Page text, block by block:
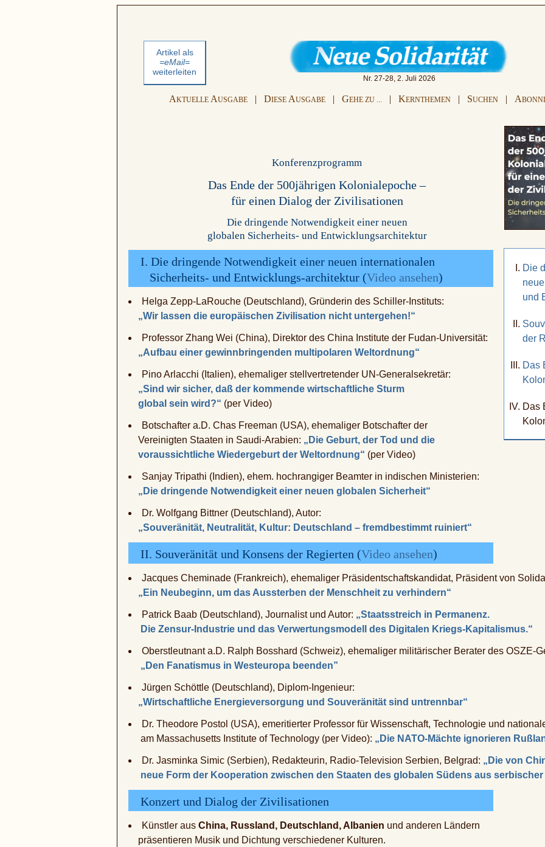
Artikel als
=eMail=
weiterleiten
Nr. 27-28, 2. Juli 2026
AKTUELLE AUSGABE | DIESE AUSGABE | GEHE ZU ... | KERNTHEMEN | SUCHEN | A
Die
und
der
Das
Das
Konferenzprogramm
Das Ende der 500jährigen Kolonialepoche –
für einen Dialog der Zivilisationen
Die dringende Notwendigkeit einer neuen
globalen Sicherheits- und Entwicklungsarchitektur
I. Die dringende Notwendigkeit einer neuen internationalen
Sicherheits- und Entwicklungs-architektur (Video ansehen)
Helga Zepp-LaRouche (Deutschland), Gründerin des Schiller-Instituts:
„Wir lassen die europäischen Zivilisation nicht untergehen!“
Professor Zhang Wei (China), Direktor des China Institute der Fudan-Universität:
„Aufbau einer gewinnbringenden multipolaren Weltordnung“
Pino Arlacchi (Italien), ehemaliger stellvertretender UN-Generalsekretär:
„Sind wir sicher, daß der kommende wirtschaftliche Sturm
global sein wird?“ (per Video)
Botschafter a.D. Chas Freeman (USA), ehemaliger Botschafter der
Vereinigten Staaten in Saudi-Arabien: „Die Geburt, der Tod und die
voraussichtliche Wiedergeburt der Weltordnung“ (per Video)
Sanjay Tripathi (Indien), ehem. hochrangiger Beamter in indischen Ministerien:
„Die dringende Notwendigkeit einer neuen globalen Sicherheit“
Dr. Wolfgang Bittner (Deutschland), Autor:
„Souveränität, Neutralität, Kultur: Deutschland – fremdbestimmt ruiniert“
II. Souveränität und Konsens der Regierten (Video ansehen)
Jacques Cheminade (Frankreich), ehemaliger Präsidentschaftskandidat, Präsident von
„Ein Neubeginn, um das Aussterben der Menschheit zu verhindern“
Patrick Baab (Deutschland), Journalist und Autor: „Staatsstreich in Permanenz.
Die Zensur-Industrie und das Verwertungsmodell des Digitalen Kriegs-Kapitalismus.“
Oberstleutnant a.D. Ralph Bosshard (Schweiz), ehemaliger militärischer Berater des OSZE-
„Den Fanatismus in Westeuropa beenden”
Jürgen Schöttle (Deutschland), Diplom-Ingenieur:
„Wirtschaftliche Energieversorgung und Souveränität sind untrennbar“
Dr. Theodore Postol (USA), emeritierter Professor für Wissenschaft, Technologie und
am Massachusetts Institute of Technology (per Video): „Die NATO-Mächte ignorieren
Dr. Jasminka Simic (Serbien), Redakteurin, Radio-Television Serbien, Belgrad: „Die von
neue Form der Kooperation zwischen den Staaten des globalen Südens aus serbischer
Konzert und Dialog der Zivilisationen
Künstler aus China, Russland, Deutschland, Albanien und anderen Ländern
präsentieren Musik und Dichtung verschiedener Kulturen.